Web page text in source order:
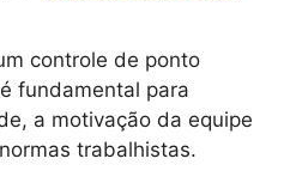
controle de ponto
fundamental para
a motivação da equipe
trabalhistas.